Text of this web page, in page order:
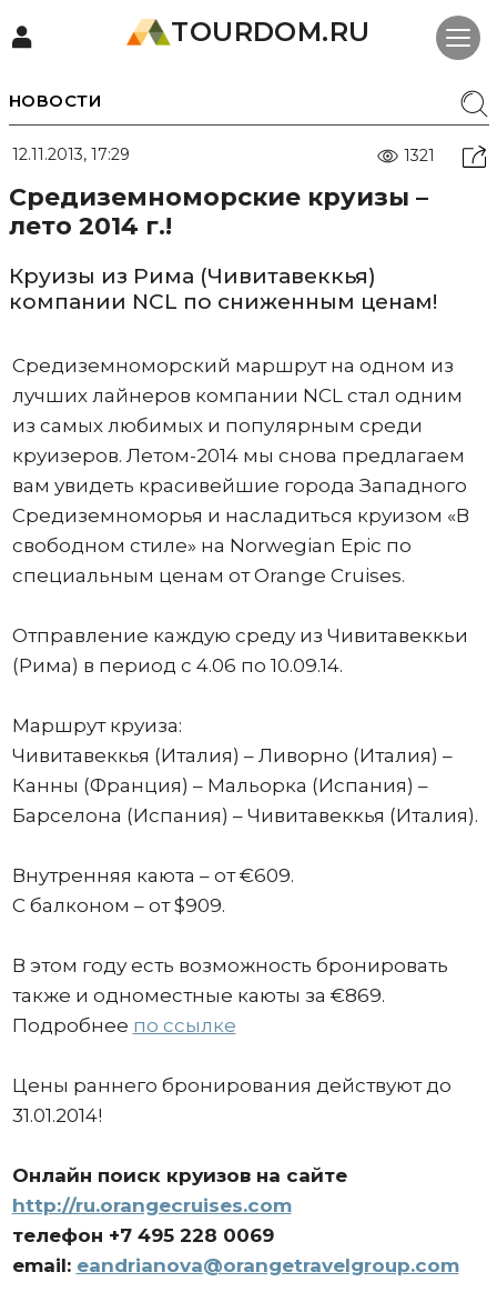
TOURDOM.RU
НОВОСТИ
12.11.2013, 17:29 1321
Средиземноморские круизы –
лето 2014 г.!
Круизы из Рима (Чивитавеккья)
компании NCL по сниженным ценам!
Средиземноморский маршрут на одном из
лучших лайнеров компании NCL стал одним
из самых любимых и популярным среди
круизеров. Летом-2014 мы снова предлагаем
вам увидеть красивейшие города Западного
Средиземноморья и насладиться круизом «В
свободном стиле» на Norwegian Epic по
специальным ценам от Orange Cruises.
Отправление каждую среду из Чивитавеккьи
(Рима) в период с 4.06 по 10.09.14.
Маршрут круиза:
Чивитавеккья (Италия) – Ливорно (Италия) –
Канны (Франция) – Мальорка (Испания) –
Барселона (Испания) – Чивитавеккья (Италия).
Внутренняя каюта – от €609.
С балконом – от $909.
В этом году есть возможность бронировать
также и одноместные каюты за €869.
Подробнее по ссылке
Цены раннего бронирования действуют до
31.01.2014!
Онлайн поиск круизов на сайте
http://ru.orangecruises.com
телефон +7 495 228 0069
email: eandrianova@orangetravelgroup.com